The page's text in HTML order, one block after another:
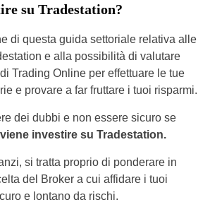
su Tradestation?
di questa guida settoriale relativa alle
e alla possibilità di valutare
Trading Online per effettuare le tue
e provare a far fruttare i tuoi risparmi.
dei dubbi e non essere sicuro se
investire su Tradestation.
si tratta proprio di ponderare in
del Broker a cui affidare i tuoi
e lontano da rischi.